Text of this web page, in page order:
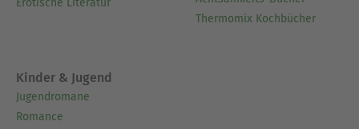
Erotische Literatur
Thermomix Kochbücher
Kinder & Jugend
Jugendromane
Romance